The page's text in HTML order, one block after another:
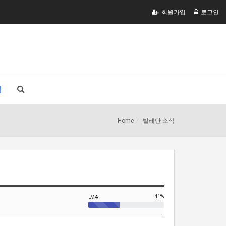
회원가입 로그인
Home 발레단 소식
LV.4 41%